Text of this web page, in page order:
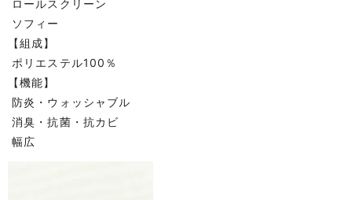
ロールスクリーン
ソフィー
【組成】
ポリエステル100％
【機能】
防炎・ウォッシャブル
消臭・抗菌・抗カビ
幅広